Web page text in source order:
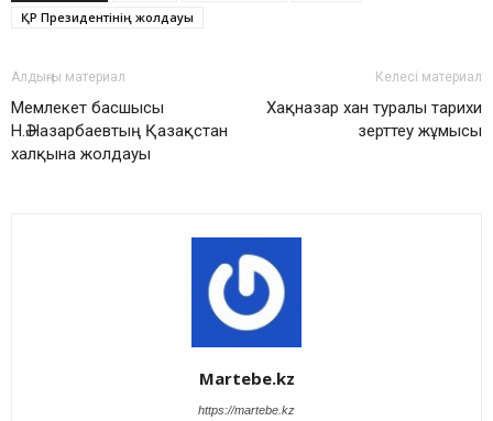
ҚР Президентінің жолдауы
Алдыңғы материал
Мемлекет басшысы
Н.Ә.Назарбаевтың Қазақстан
халқына жолдауы
Келесі материал
Хақназар хан туралы тарихи
зерттеу жұмысы
Martebe.kz
https://martebe.kz